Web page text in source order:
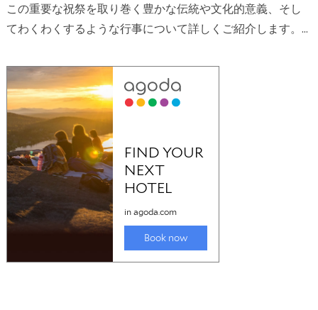
この重要な祝祭を取り巻く豊かな伝統や文化的意義、そし
てわくわくするような行事について詳しくご紹介します。
方法を知りましょう。